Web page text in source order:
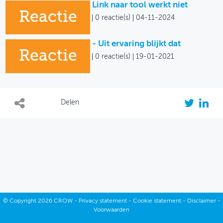
Reactie
Link naar tool werkt niet
0 reactie(s) 04-11-2024
Reactie
- Uit ervaring blijkt dat
0 reactie(s) 19-01-2021
Delen
© Copyright2026 CROW - Privacy statement- Cookie statement- Disclaimer-
Voorwaarden